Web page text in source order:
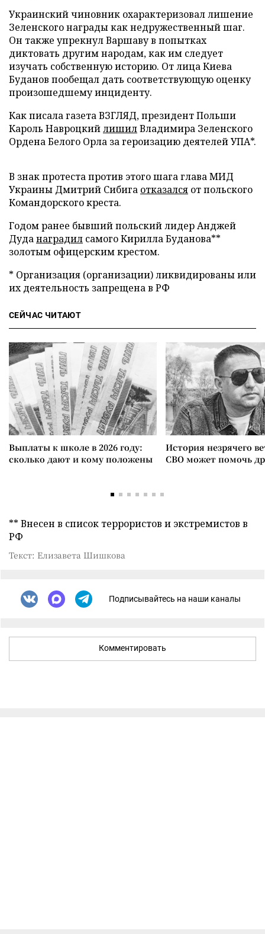
Украинский чиновник охарактеризовал лишение
Зеленского награды как недружественный шаг.
Он также упрекнул Варшаву в попытках
диктовать другим народам, как им следует
изучать собственную историю. От лица Киева
Буданов пообещал дать соответствующую оценку
произошедшему инциденту.
Как писала газета ВЗГЛЯД, президент Польши
Кароль НавроцкийлишилВладимира Зеленского
Ордена Белого Орла за героизацию деятелей УПА*.
В знак протеста против этого шага глава МИД
Украины Дмитрий Сибига отказался от польского
Командорского креста.
Годом ранее бывший польский лидер Анджей
Дуданаградил самого Кирилла Буданова**
золотым офицерским крестом.
* Организация (организации) ликвидированы или
их деятельность запрещена в РФ
СЕЙЧАС ЧИТАЮТ
Выплаты к школе в 2026 году:
сколько дают и кому положены
История незрячего
СВО может помочь
** Внесен в список террористов и экстремистов в
РФ
Текст: Елизавета Шишкова
Подписывайтесь на наши каналы
Комментировать